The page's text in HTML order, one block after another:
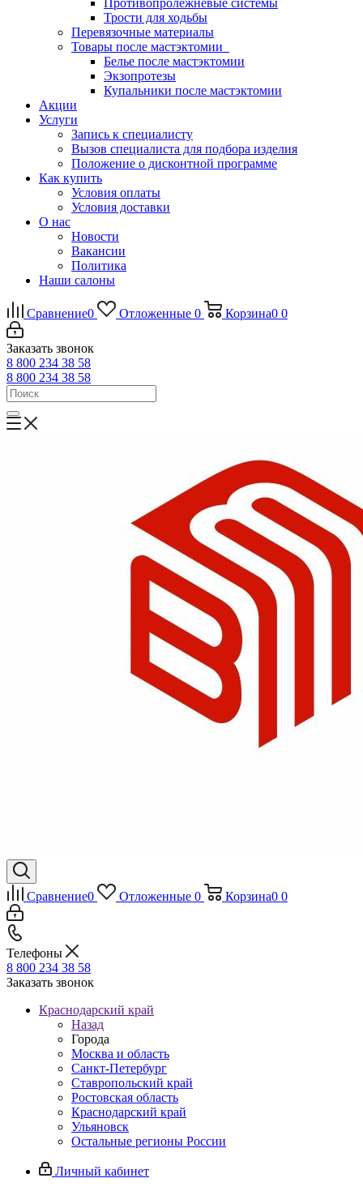
Противопролежневые системы
Трости для ходьбы
Перевязочные материалы
Товары после мастэктомии
Белье после мастэктомии
Экзопротезы
Купальники после мастэктомии
Акции
Услуги
Запись к специалисту
Вызов специалиста для подбора изделия
Положение о дисконтной программе
Как купить
Условия оплаты
Условия доставки
О нас
Новости
Вакансии
Политика
Наши салоны
Сравнение0 Отложенные 0 Корзина0 0
Заказать звонок
8 800 234 38 58
8 800 234 38 58
Сравнение0 Отложенные 0 Корзина0 0
Телефоны
8 800 234 38 58
Заказать звонок
Краснодарский край
Назад
Города
Москва и область
Санкт-Петербург
Ставропольский край
Ростовская область
Краснодарский край
Ульяновск
Остальные регионы России
Личный кабинет